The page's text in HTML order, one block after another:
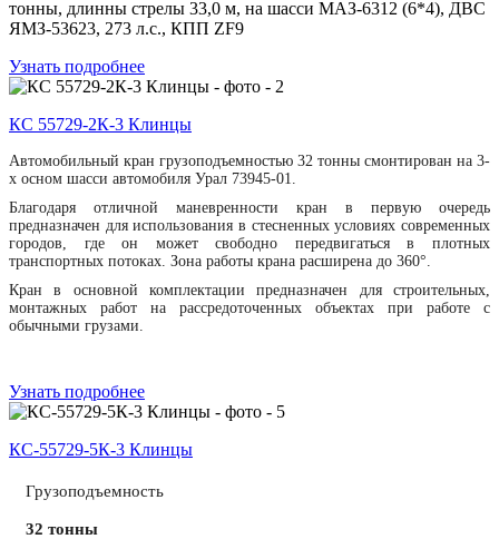
тонны, длинны стрелы 33,0 м, на шасси МАЗ-6312 (6*4), ДВС
ЯМЗ-53623, 273 л.с., КПП ZF9
Узнать подробнее
КС 55729-2К-3 Клинцы
Автомобильный кран грузоподъемностью 32 тонны смонтирован на 3-
х осном шасси автомобиля Урал 73945-01.
Благодаря отличной маневренности кран в первую очередь
предназначен для использования в стесненных условиях современных
городов, где он может свободно передвигаться в плотных
транспортных потоках. Зона работы крана расширена до 360°.
Кран в основной комплектации предназначен для строительных,
монтажных работ на рассредоточенных объектах при работе с
обычными грузами.
Узнать подробнее
КС-55729-5К-3 Клинцы
Грузоподъемность
32 тонны